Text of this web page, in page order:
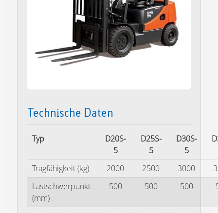
Technische Daten
Typ
D20S-
5
D25S-
5
D30S-
5
Tragfähigkeit (kg) 2000 2500 3000
Lastschwerpunkt
(mm)
500 500 500